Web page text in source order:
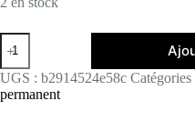
quantité
de
AC71
UGS : b2914524e58c Catégories
permanent